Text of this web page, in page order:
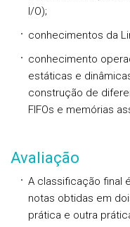
I/O);
conhecimentos da
conhecimento
estáticas e
construção de
FIFOs e memórias
Avaliação
A classificação final
notas obtidas em
prática e outra